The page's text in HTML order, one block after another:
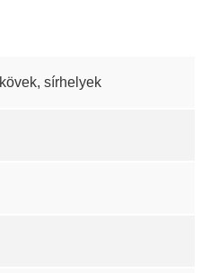
sírhelyek